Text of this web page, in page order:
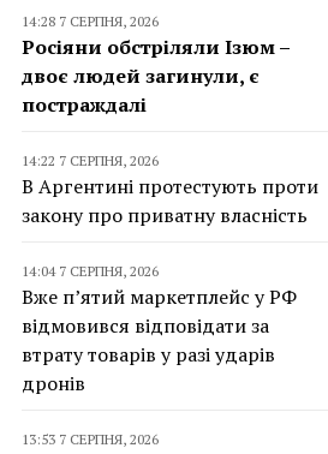
14:28 7 СЕРПНЯ, 2026
Росіяни обстріляли Ізюм –
двоє людей загинули, є
постраждалі
14:22 7 СЕРПНЯ, 2026
В Аргентині протестують проти
закону про приватну власність
14:04 7 СЕРПНЯ, 2026
Вже п’ятий маркетплейс у РФ
відмовився відповідати за
втрату товарів у разі ударів
дронів
13:53 7 СЕРПНЯ, 2026